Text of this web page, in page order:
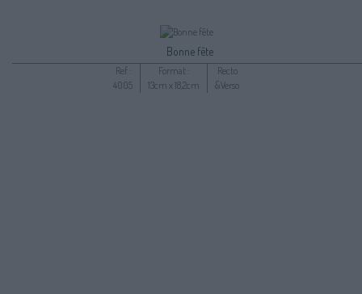
Bonne fête
Ref :
4005
Format :
13cm x 18,2cm
Recto
&Verso